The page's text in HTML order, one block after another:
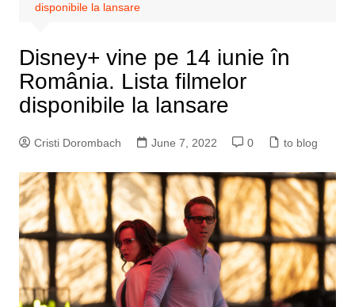
disponibile la lansare
Disney+ vine pe 14 iunie în
România. Lista filmelor
disponibile la lansare
Cristi Dorombach June 7, 2022 0 to blog